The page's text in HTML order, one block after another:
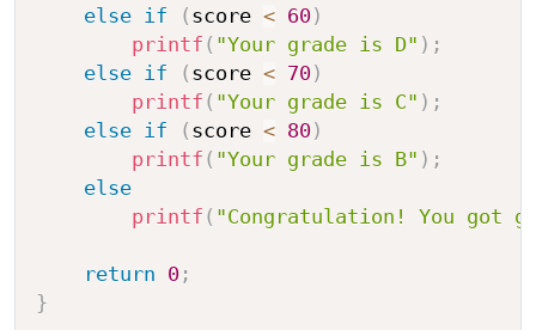
else if ( score < 60)
printf ( "Your grade is D" ) ;
else if ( score < 70)
printf ( "Your grade is C" ) ;
else if ( score < 80)
printf ( "Your grade is B" ) ;
else
printf ( "Congratulation! You got
return 0;
}